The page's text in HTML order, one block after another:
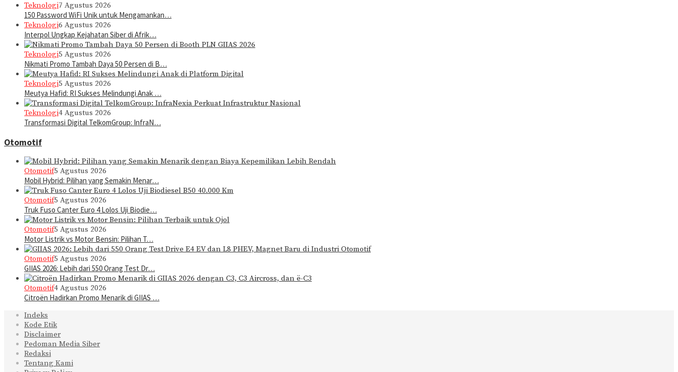
Teknologi7 Agustus 2026
150 Password WiFi Unik untuk Mengamankan…
Teknologi6 Agustus 2026
Interpol Ungkap Kejahatan Siber di Afrik…
Teknologi5 Agustus 2026
Nikmati Promo Tambah Daya 50 Persen di B…
Teknologi5 Agustus 2026
Meutya Hafid: RI Sukses Melindungi Anak …
Teknologi4 Agustus 2026
Transformasi Digital TelkomGroup: InfraN…
Otomotif
Otomotif5 Agustus 2026
Mobil Hybrid: Pilihan yang Semakin Menar…
Otomotif5 Agustus 2026
Truk Fuso Canter Euro 4 Lolos Uji Biodie…
Otomotif5 Agustus 2026
Motor Listrik vs Motor Bensin: Pilihan T…
Otomotif5 Agustus 2026
GIIAS 2026: Lebih dari 550 Orang Test Dr…
Otomotif4 Agustus 2026
Citroën Hadirkan Promo Menarik di GIIAS …
Indeks
Kode Etik
Disclaimer
Pedoman Media Siber
Redaksi
Tentang Kami